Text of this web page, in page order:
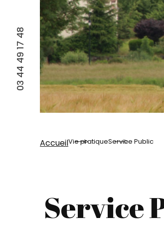
03 44 49 17 48
AccueilVie pratiqueService Public
Service